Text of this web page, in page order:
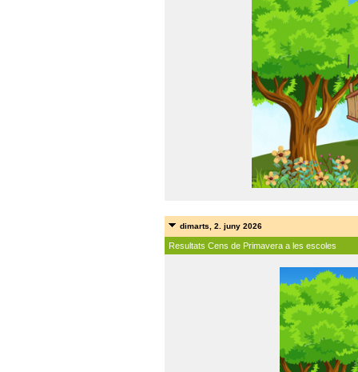
dimarts, 2. juny 2026
Resultats Cens de Primavera a les escoles